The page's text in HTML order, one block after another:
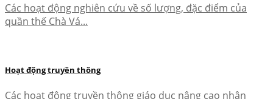
Các hoạt động nghiên cứu về số lượng, đặc điểm của
quần thế Chà Vá...
Hoạt động truyền thông
Các hoạt động truyền thông giáo dục nâng cao nhận